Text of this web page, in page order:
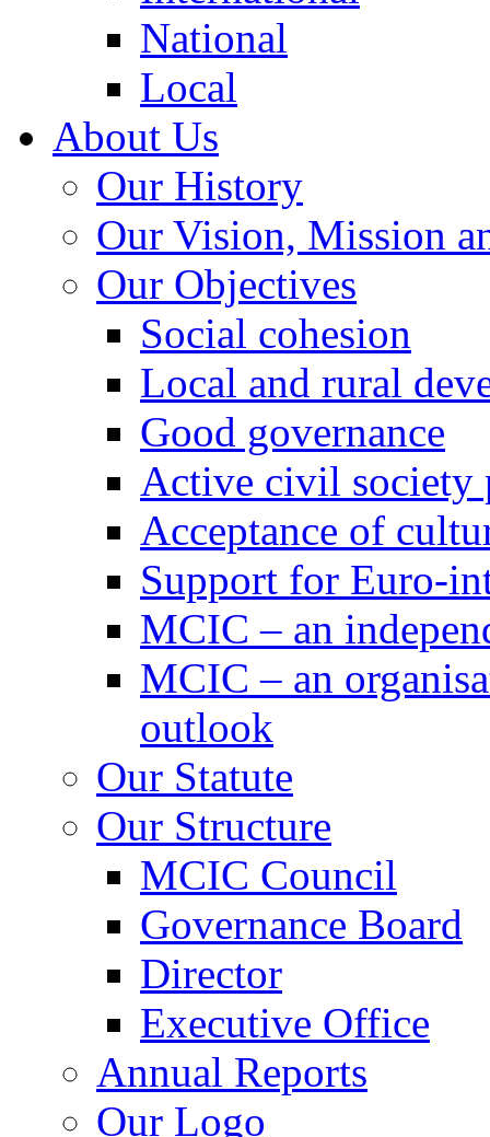
National
Local
About Us
Our History
Our Vision, Mission
Our Objectives
Social cohesion
Local and rural
Good governance
Active civil society
Acceptance of
Support for Euro-
MCIC – an
MCIC – an
outlook
Our Statute
Our Structure
MCIC Council
Governance Board
Director
Executive Office
Annual Reports
Our Logo